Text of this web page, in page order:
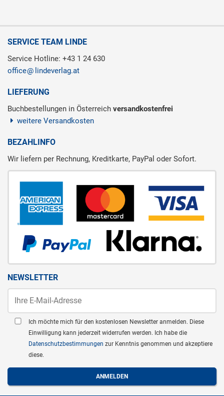
SERVICE TEAM LINDE
Service Hotline: +43 1 24 630
office
lindeverlag.at
LIEFERUNG
Buchbestellungen in Österreich versandkostenfrei
weitere Versandkosten
BEZAHLINFO
Wir liefern per Rechnung, Kreditkarte, PayPal oder Sofort.
NEWSLETTER
Ich möchte mich für den kostenlosen Newsletter anmelden. Diese
Einwilligung kann jederzeit widerrufen werden. Ich habe die
Datenschutzbestimmungen zur Kenntnis genommen und akzeptiere
diese.